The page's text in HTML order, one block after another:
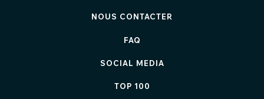
NOUS CONTACTER
FAQ
SOCIAL MEDIA
TOP 100